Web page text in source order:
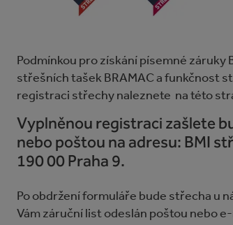
Podmínkou pro získání písemné
střešních tašek BRAMAC a funkčnost
registraci střechy naleznete na této
Vyplněnou registraci zašlete
nebo poštou na adresu: BMI
190 00 Praha 9.
Po obdržení formuláře bude střecha u
Vám záruční list odeslán poštou nebo